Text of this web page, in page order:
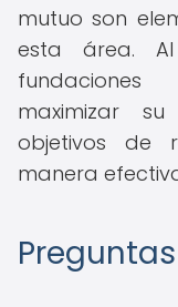
mutuo son
esta área.
maximizar
objetivos de
manera